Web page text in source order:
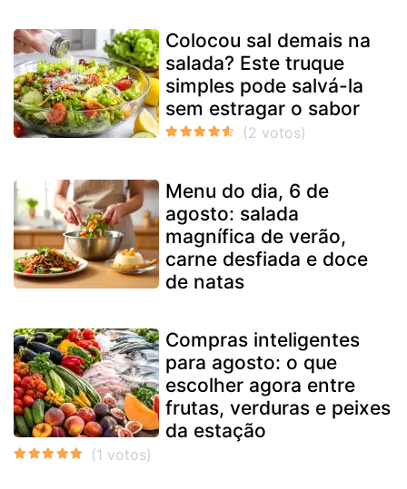
Colocou sal demais na
salada? Este truque
simples pode salvá-la
sem estragar o sabor
Menu do dia, 6 de
agosto: salada
magnífica de verão,
carne desfiada e doce
de natas
Compras inteligentes
para agosto: o que
escolher agora entre
frutas, verduras e peixes
da estação